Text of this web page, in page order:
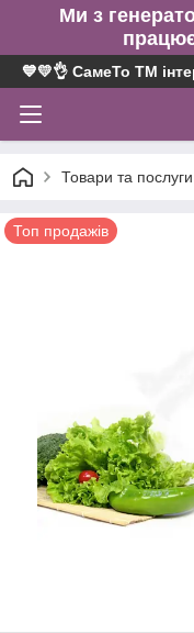
Ми з
💙💛👌 СамеТо ТМ
Товари та послуги
Топ продажів